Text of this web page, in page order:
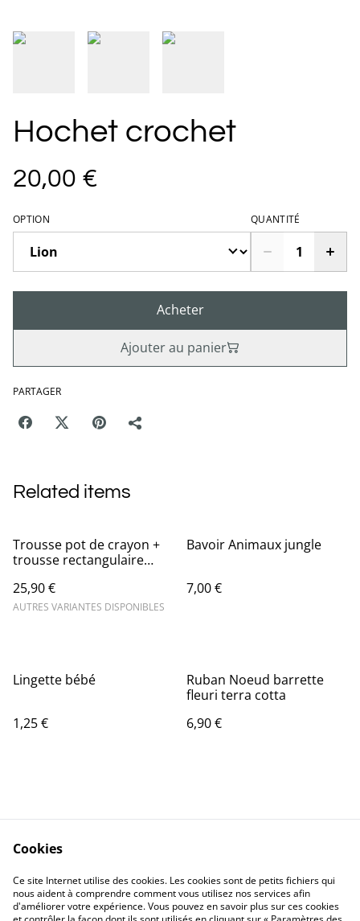
Hochet crochet
20,00 €
OPTION QUANTITÉ
Acheter
Ajouter au panier
PARTAGER
Related items
Trousse pot de crayon +
trousse rectangulaire
25,90 €
AUTRES VARIANTES DISPONIBLES
Bavoir Animaux jungle
7,00 €
Lingette bébé
1,25 €
Ruban Noeud barrette
fleuri terra cotta
6,90 €
Contact Us
Legal Terms
Privacy Policy
Cookie Policy
Cookies
Ce site Internet utilise des cookies. Les cookies sont de petits fichiers qui
nous aident à comprendre comment vous utilisez nos services afin
d'améliorer votre expérience. Vous pouvez en savoir plus sur ces cookies